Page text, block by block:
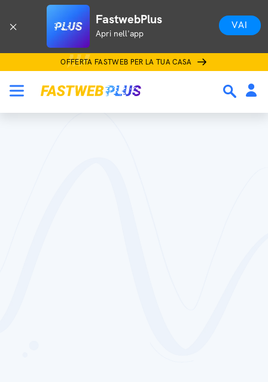
FastwebPlus
Apri nell'app
VAI
OFFERTA FASTWEB PER LA TUA CASA